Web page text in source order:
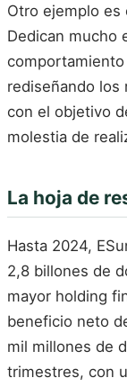
Otro ejemplo es
Dedican mucho
rediseñando los
con el objetivo
molestia de
La hoja de
Hasta 2024,
2,8 billones de
mayor holding
beneficio neto
mil millones de
trimestres, con